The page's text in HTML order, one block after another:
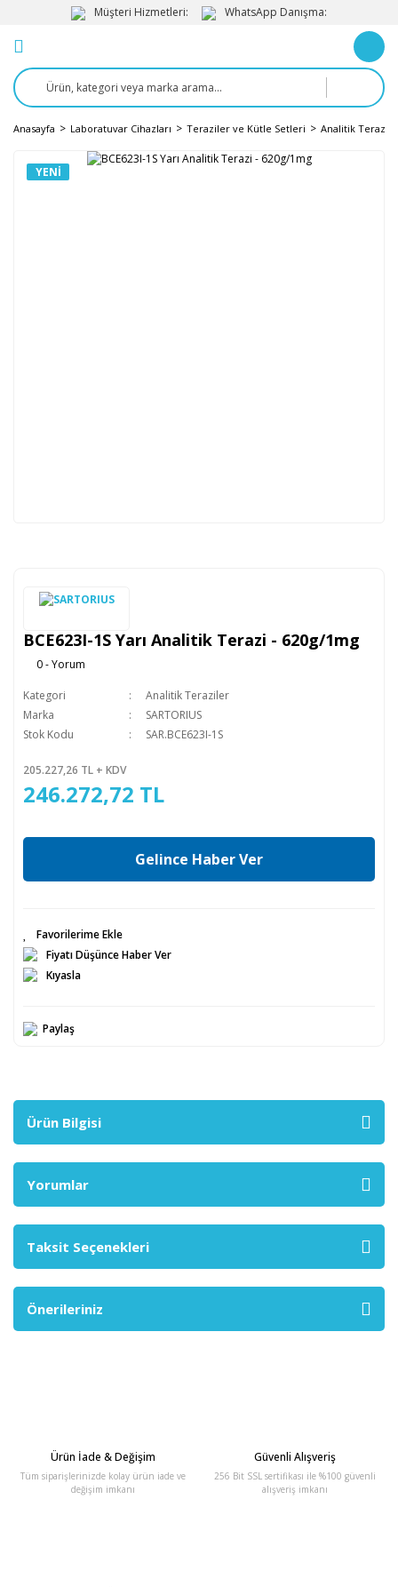
Müşteri Hizmetleri: WhatsApp Danışma:
Anasayfa Laboratuvar Cihazları Teraziler ve Kütle Setleri Analitik
YENI
BCE623I-1S Yarı Analitik Terazi - 620g/1mg
0 - Yorum
Kategori
Analitik Teraziler
Marka
SARTORIUS
Stok Kodu
SAR.BCE623I-1S
205.227,26 TL + KDV
246.272,72 TL
Gelince Haber Ver
Fiyatı Düşünce Haber Ver
Kıyasla
Paylaş
Ürün Bilgisi
Yorumlar
Taksit Seçenekleri
Önerileriniz
Ürün İade & Değişim
Tüm siparişlerinizde kolay ürün iade ve
değişim imkanı
Güvenli Alışveriş
256 Bit SSL sertifikası ile %100 güvenli
alışveriş imkanı